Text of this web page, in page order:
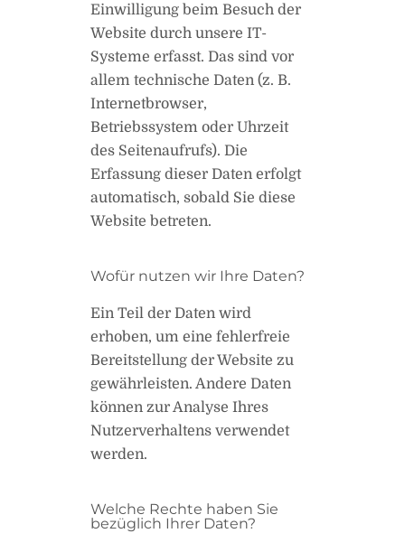
Einwilligung beim Besuch der
Website durch unsere IT-
Systeme erfasst. Das sind vor
allem technische Daten (z. B.
Internetbrowser,
Betriebssystem oder Uhrzeit
des Seitenaufrufs). Die
Erfassung dieser Daten erfolgt
automatisch, sobald Sie diese
Website betreten.
Wofür nutzen wir Ihre Daten?
Ein Teil der Daten wird
erhoben, um eine fehlerfreie
Bereitstellung der Website zu
gewährleisten. Andere Daten
können zur Analyse Ihres
Nutzerverhaltens verwendet
werden.
Welche Rechte haben Sie
bezüglich Ihrer Daten?